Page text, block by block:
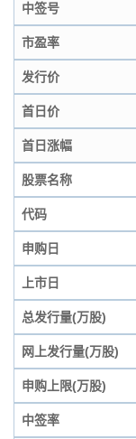
中签号
市盈率
发行价
首日价
首日涨幅
股票名称
代码
申购日
上市日
总发行量(万股)
网上发行量(万股)
申购上限(万股)
中签率